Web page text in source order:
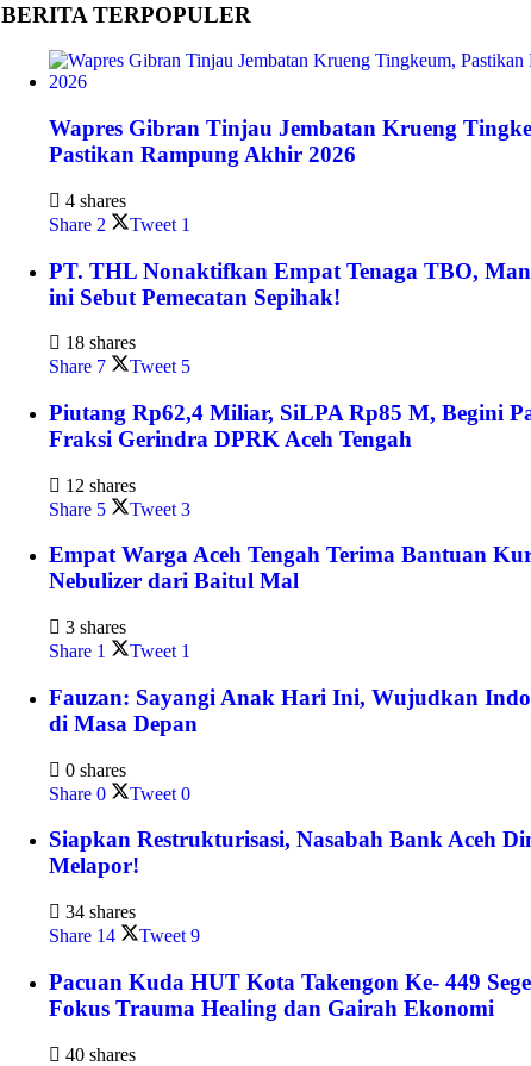
BERITA TERPOPULER
Wapres Gibran Tinjau Jembatan Krueng
Pastikan Rampung Akhir 2026
4 shares
Share 2 Tweet 1
PT. THL Nonaktifkan Empat Tenaga TBO,
ini Sebut Pemecatan Sepihak!
18 shares
Share 7 Tweet 5
Piutang Rp62,4 Miliar, SiLPA Rp85 M, Begini
Fraksi Gerindra DPRK Aceh Tengah
12 shares
Share 5 Tweet 3
Empat Warga Aceh Tengah Terima Bantuan
Nebulizer dari Baitul Mal
3 shares
Share 1 Tweet 1
Fauzan: Sayangi Anak Hari Ini, Wujudkan
di Masa Depan
0 shares
Share 0 Tweet 0
Siapkan Restrukturisasi, Nasabah Bank Aceh
Melapor!
34 shares
Share 14 Tweet 9
Pacuan Kuda HUT Kota Takengon Ke- 449
Fokus Trauma Healing dan Gairah Ekonomi
40 shares